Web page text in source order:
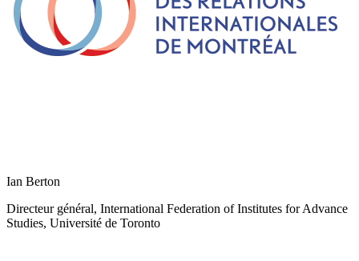
Ian Berton
Directeur général, International Federation of Institutes for Advance
Studies, Université de Toronto